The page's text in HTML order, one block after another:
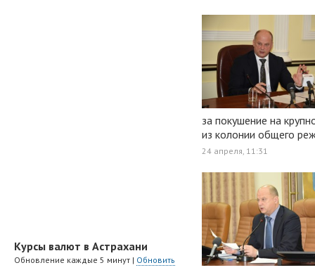
Курсы валют в Астрахани
Обновление каждые 5 минут | Обновить
за покушение на
из колонии общего
24 апреля, 11:31